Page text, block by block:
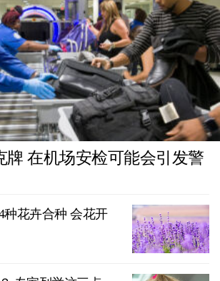
牌 在机场安检可能会引发警
种花卉合种 会花开